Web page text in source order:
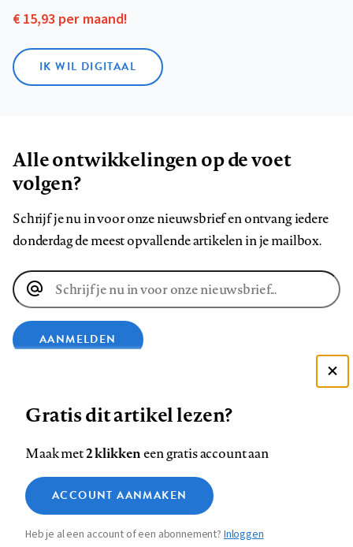
€ 15,93 per maand!
IK WIL DIGITAAL
Alle ontwikkelingen op de voet
volgen?
Schrijf je nu in voor onze nieuwsbrief en ontvang iedere
donderdag de meest opvallende artikelen in je mailbox.
E-
mailadres
AANMELDEN
op
Facebook
op
LinkedIn
op
Bluesky
ons
op
InstagramYouTube
Footer
Contact Colofon Disclaimer Privacy
Medische vragen verdienen
betrouwbare antwoorden
Zie onze cookie policy
Analytische cookies
Marketing cookies
Gratis dit artikel lezen?
Maak met2 klikkeneen gratis account aan
ACCOUNT AANMAKEN
Heb je al een account of een abonnement?Inloggen